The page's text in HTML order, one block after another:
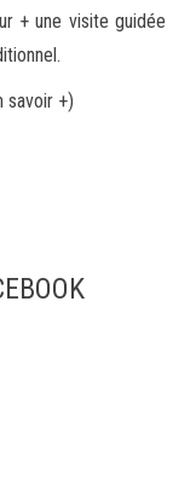
+ une visite guidée
savoir +)